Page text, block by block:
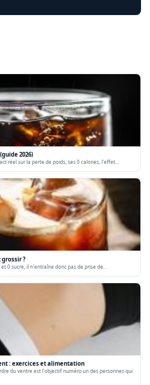
2026)
réel sur la perte de poids, ses 0 calories, l'effet…
?
0 sucre, il n'entraîne donc pas de prise de…
: exercices et alimentation
du ventre est l'objectif numéro un des personnes qui